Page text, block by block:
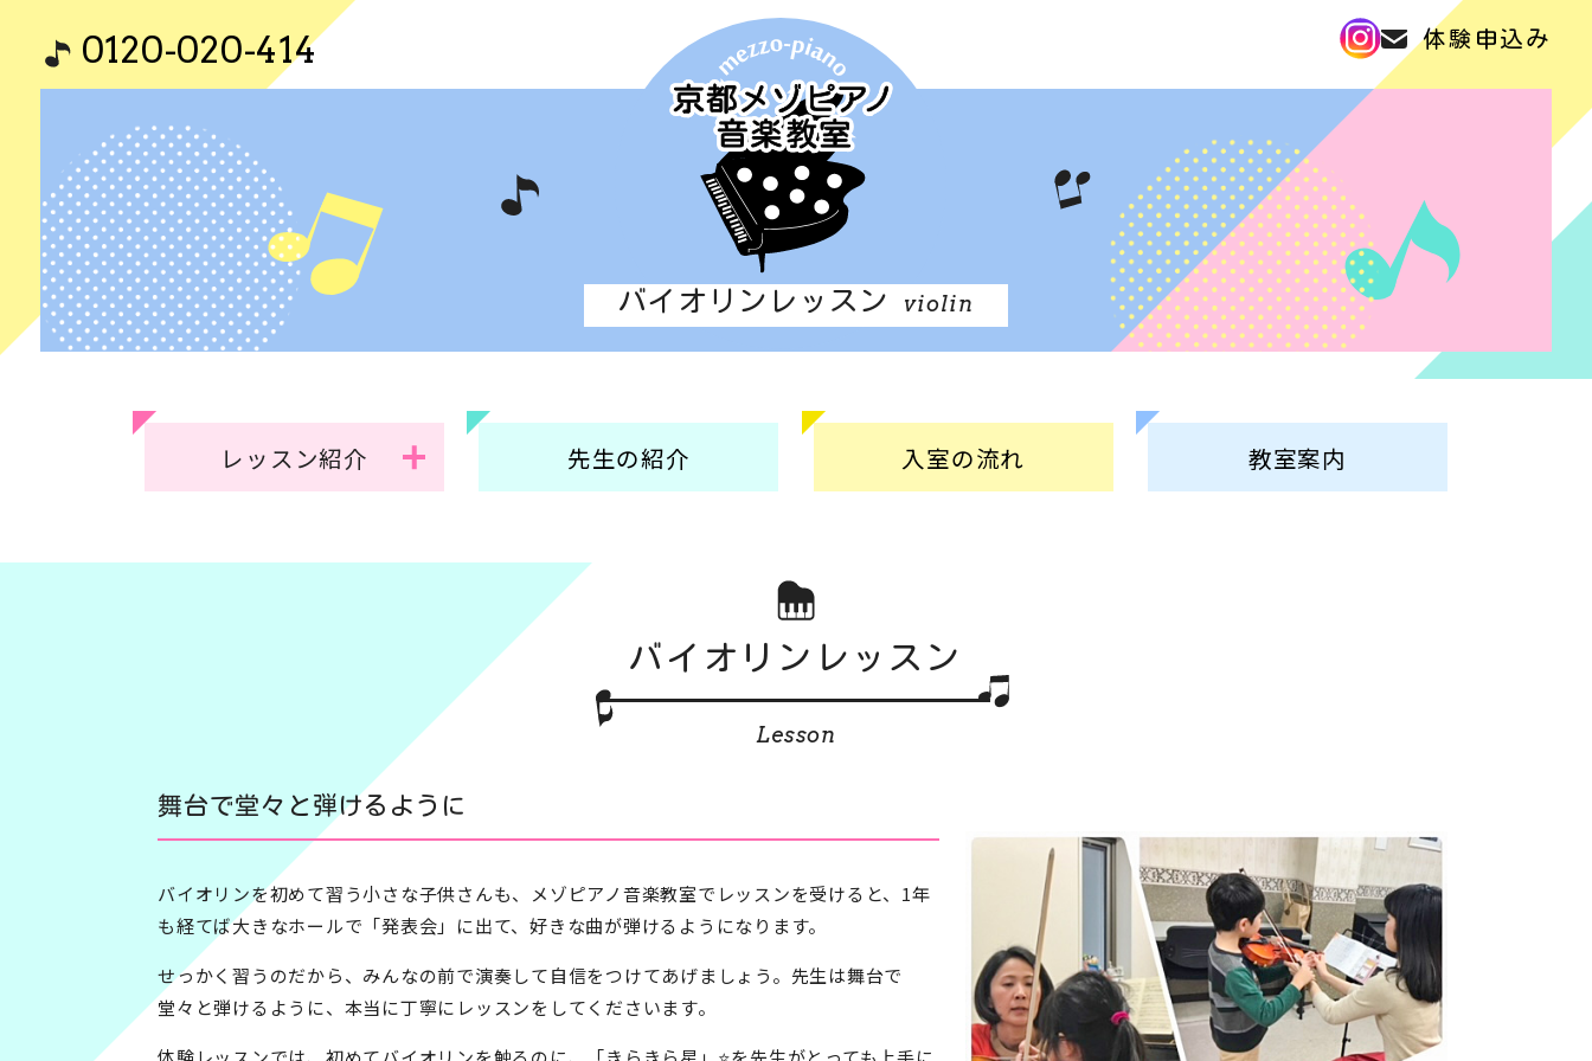
0120-020-414 体験申込み
バイオリンレッスン violin
レッスン紹介 先生の紹介 入室の流れ 教室案内
バイオリンレッスン
Lesson
舞台で堂々と弾けるように
バイオリンを初めて習う小さな子供さんも、メゾピアノ音楽教室でレッスンを受けると、1年
も経てば大きなホールで「発表会」に出て、好きな曲が弾けるようになります。
せっかく習うのだから、みんなの前で演奏して自信をつけてあげましょう。先生は舞台で
堂々と弾けるように、本当に丁寧にレッスンをしてくださいます。